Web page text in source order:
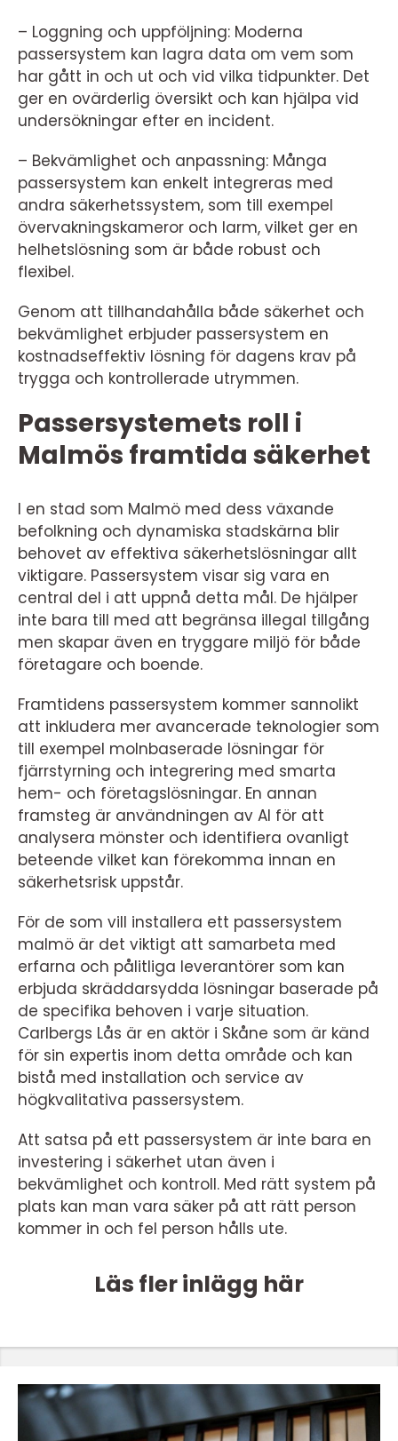
– Loggning och uppföljning: Moderna
passersystem kan lagra data om vem som
har gått in och ut och vid vilka tidpunkter. Det
ger en ovärderlig översikt och kan hjälpa vid
undersökningar efter en incident.
– Bekvämlighet och anpassning: Många
passersystem kan enkelt integreras med
andra säkerhetssystem, som till exempel
övervakningskameror och larm, vilket ger en
helhetslösning som är både robust och
flexibel.
Genom att tillhandahålla både säkerhet och
bekvämlighet erbjuder passersystem en
kostnadseffektiv lösning för dagens krav på
trygga och kontrollerade utrymmen.
Passersystemets roll i
Malmös framtida säkerhet
I en stad som Malmö med dess växande
befolkning och dynamiska stadskärna blir
behovet av effektiva säkerhetslösningar allt
viktigare. Passersystem visar sig vara en
central del i att uppnå detta mål. De hjälper
inte bara till med att begränsa illegal tillgång
men skapar även en tryggare miljö för både
företagare och boende.
Framtidens passersystem kommer sannolikt
att inkludera mer avancerade teknologier som
till exempel molnbaserade lösningar för
fjärrstyrning och integrering med smarta
hem- och företagslösningar. En annan
framsteg är användningen av AI för att
analysera mönster och identifiera ovanligt
beteende vilket kan förekomma innan en
säkerhetsrisk uppstår.
För de som vill installera ett passersystem
malmö är det viktigt att samarbeta med
erfarna och pålitliga leverantörer som kan
erbjuda skräddarsydda lösningar baserade på
de specifika behoven i varje situation.
Carlbergs Lås är en aktör i Skåne som är känd
för sin expertis inom detta område och kan
bistå med installation och service av
högkvalitativa passersystem.
Att satsa på ett passersystem är inte bara en
investering i säkerhet utan även i
bekvämlighet och kontroll. Med rätt system på
plats kan man vara säker på att rätt person
kommer in och fel person hålls ute.
Läs fler inlägg här